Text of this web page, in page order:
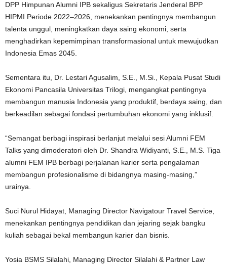
DPP Himpunan Alumni IPB sekaligus Sekretaris Jenderal BPP
HIPMI Periode 2022–2026, menekankan pentingnya membangun
talenta unggul, meningkatkan daya saing ekonomi, serta
menghadirkan kepemimpinan transformasional untuk mewujudkan
Indonesia Emas 2045.
Sementara itu, Dr. Lestari Agusalim, S.E., M.Si., Kepala Pusat Studi
Ekonomi Pancasila Universitas Trilogi, mengangkat pentingnya
membangun manusia Indonesia yang produktif, berdaya saing, dan
berkeadilan sebagai fondasi pertumbuhan ekonomi yang inklusif.
“Semangat berbagi inspirasi berlanjut melalui sesi Alumni FEM
Talks yang dimoderatori oleh Dr. Shandra Widiyanti, S.E., M.S. Tiga
alumni FEM IPB berbagi perjalanan karier serta pengalaman
membangun profesionalisme di bidangnya masing-masing,”
urainya.
Suci Nurul Hidayat, Managing Director Navigatour Travel Service,
menekankan pentingnya pendidikan dan jejaring sejak bangku
kuliah sebagai bekal membangun karier dan bisnis.
Yosia BSMS Silalahi, Managing Director Silalahi & Partner Law